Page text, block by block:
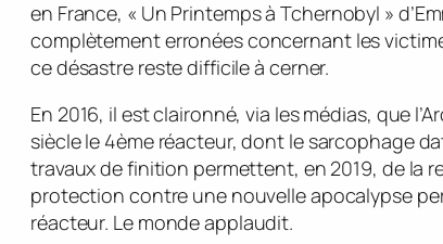
en France, « Un Printemps à Tchernobyl »
complètement erronées concernant les
ce désastre reste difficile à cerner.
En 2016, il est claironné, via les médias, que
siècle le 4ème réacteur, dont le sarcophage
travaux de finition permettent, en 2019, de la
protection contre une nouvelle apocalypse
réacteur. Le monde applaudit.